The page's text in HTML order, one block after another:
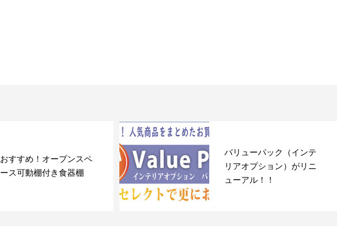
おすすめ！オープンスペ
ース可動棚付き食器棚
バリューパック（インテ
リアオプション）がリニ
ューアル！！